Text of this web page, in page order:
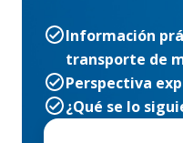
Información
transporte de
Perspectiva
¿Qué se lo